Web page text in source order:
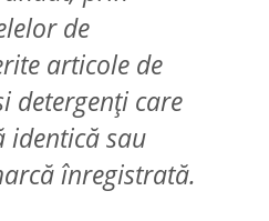
de
articole de
detergenți care
identică sau
înregistrată.